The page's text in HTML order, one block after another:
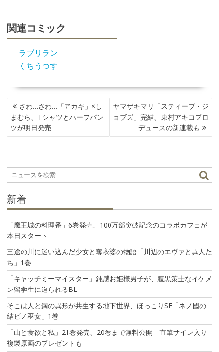
関連コミック
ラブリラン
くちうつす
投
稿
ナ
ビ
シ
ョ
ざわ…ざわ…「アカギ」×し
まむら、Tシャツとハーフパン
ツが明日発売
ヤマザキマリ「スティーブ・ジ
ョブズ」完結、東村アキコプロ
デュースの新連載も
新着
「魔王城の料理番」6巻発売、100万部突破記念のコラボカフェが
本日スタート
三途の川に迷い込んだ少女と奪衣婆の物語「川辺のエヴァと異人た
ち」1巻
「キャッチミーマイスター」鈍感お姫様男子が、腹黒策士なイケメ
ン留学生に迫られるBL
そこは人と鋼の異形が共生する地下世界、ほっこりSF「ネノ國の
結ビノ巫女」1巻
「山と食欲と私」21巻発売、20巻まで無料公開 直筆サイン入り
複製原画のプレゼントも